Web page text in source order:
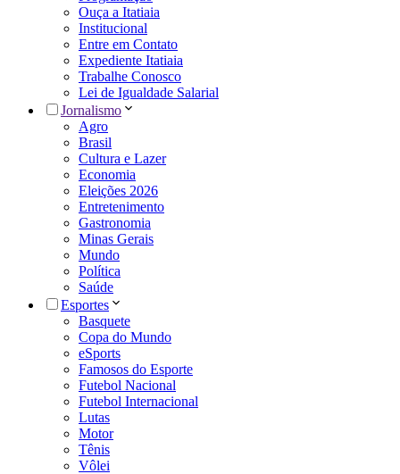
Ouça a Itatiaia
Institucional
Entre em Contato
Expediente Itatiaia
Trabalhe Conosco
Lei de Igualdade Salarial
Jornalismo
Agro
Brasil
Cultura e Lazer
Economia
Eleições 2026
Entretenimento
Gastronomia
Minas Gerais
Mundo
Política
Saúde
Esportes
Basquete
Copa do Mundo
eSports
Famosos do Esporte
Futebol Nacional
Futebol Internacional
Lutas
Motor
Tênis
Vôlei